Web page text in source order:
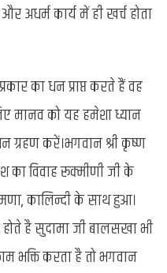
अधर्म कार्य में ही खर्च होता
का धन प्राप्त करते हैं वह
मानव को यह हमेशा ध्यान
ग्रहण करें।भगवान श्री कृष्ण
का विवाह रूक्मीणी जी के
कालिन्दी के साथ हुआ।
है सुदामा जी बालसखा भी
भक्ति करता है तो भगवान